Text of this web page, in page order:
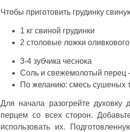
Чтобы приготовить грудинку
1 кг свиной грудинки
2 столовые ложки
3-4 зубчика чеснока
Соль и свежемолотый перец -
По желанию: смесь сушеных
Для начала разогрейте
перцем со всех сторон.
использовать их.